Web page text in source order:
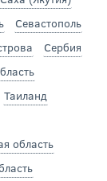
Севастополь
Сербия
Таиланд
область